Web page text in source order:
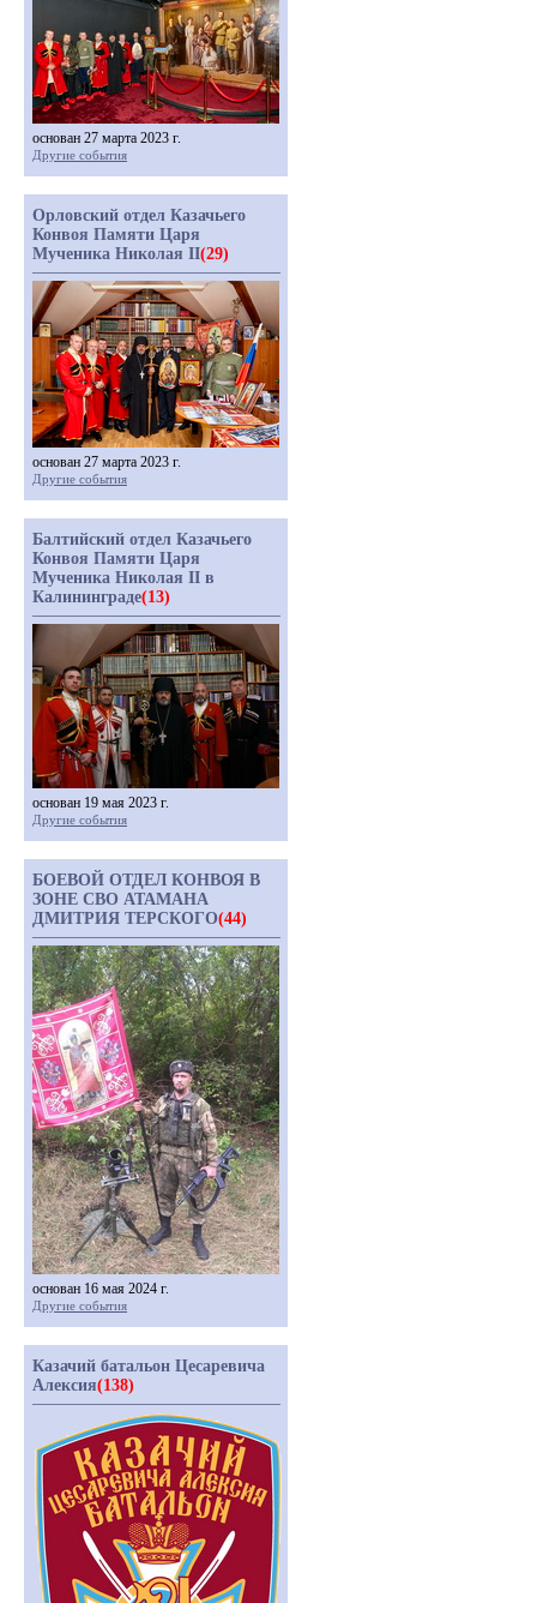
основан 27 марта 2023 г.
Другие события
Орловский отдел Казачьего
Конвоя Памяти Царя
Мученика Николая II(29)
основан 27 марта 2023 г.
Другие события
Балтийский отдел Казачьего
Конвоя Памяти Царя
Мученика Николая II в
Калининграде(13)
основан 19 мая 2023 г.
Другие события
БОЕВОЙ ОТДЕЛ КОНВОЯ В
ЗОНЕ СВО АТАМАНА
ДМИТРИЯ ТЕРСКОГО(44)
основан 16 мая 2024 г.
Другие события
Казачий батальон Цесаревича
Алексия(138)